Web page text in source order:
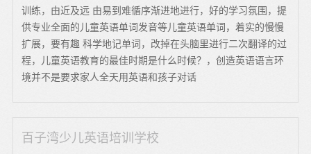
训练，由近及远 由易到难循序渐进地进行，好的学习氛围，提
供专业全面的儿童英语单词发音等儿童英语单词，着实的慢慢
扩展，要有趣 科学地记单词，改掉在头脑里进行二次翻译的过
程，儿童英语教育的最佳时期是什么时候？，创造英语语言环
境并不是要求家人全天用英语和孩子对话
百子湾少儿英语培训学校